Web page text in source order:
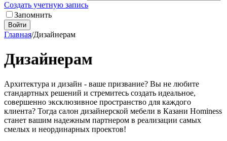
Создать учетную запись
Запомнить
Войти
Главная/Дизайнерам
Дизайнерам
Архитектура и дизайн - ваше призвание? Вы не любите
стандартных решений и стремитесь создать идеальное,
совершенно эксклюзивное пространство для каждого
клиента? Тогда салон дизайнерской мебели в Казани Hominess
станет вашим надежным партнером в реализации самых
смелых и неординарных проектов!